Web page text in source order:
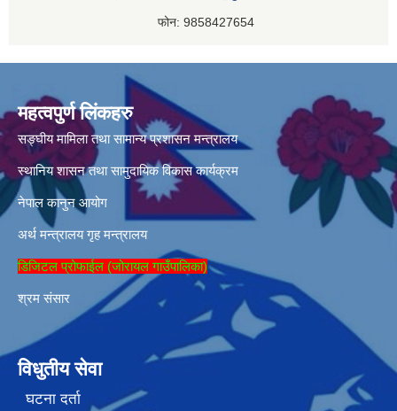
फोन: 9858427654
महत्वपुर्ण लिंकहरु
सङ्घीय मामिला तथा सामान्य प्रशासन मन्त्रालय
स्थानिय शासन तथा सामुदायिक विकास कार्यक्रम
नेपाल कानुन आयोग
अर्थ मन्त्रालय गृह मन्त्रालय
डिजिटल प्रोफाईल (जोरायल गाउँपालिका)
श्रम संसार
विधुतीय सेवा
घटना दर्ता